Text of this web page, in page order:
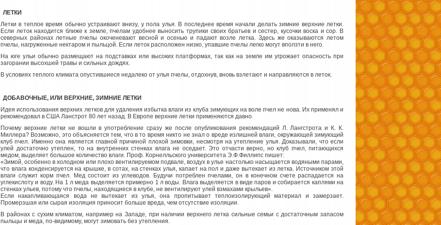
ЛЕТКИ
Летки в теплое время обычно устраивают внизу, у пола улья. В последнее время начали делать зимние верхние летки.
Если леток находится ближе к земле, пчелам удобнее выносить трупики своих братьев и сестер, кусочки воска и сор. В
северных районах летные пчелы окоченевают весной и осенью и падают возле летка. Здесь же оказываются летом
пчелы, нагруженные нектаром и пыльцой. Если леток расположен низко, упавшие пчелы легко могут вползти в него.
На юге ульи обычно размещают на подставках или высоких платформах, так как на земле им угрожает опасность при
загорании высохшей травы и сильных дождях.
В условиях теплого климата опустившиеся недалеко от улья пчелы, отдохнув, вновь взлетают и направляются в леток.
ДОБАВОЧНЫЕ, ИЛИ ВЕРХНИЕ, ЗИМНИЕ ЛЕТКИ
Идея использования верхних летков для удаления избытка влаги из клуба зимующих на воле пчел не нова. Их применял и
рекомендовал в США Ланстрот 80 лет назад. В Европе верхние летки применяются давно.
Почему верхние летки не вошли в употребление сразу же после опубликования рекомендаций Л. Лангстрота и К. К.
Миллера? Возможно, это объясняется тем, что в то время никто не знал о вреде излишней влаги, окружающей зимующий
клуб пчел. Именно она является главной причиной плохой зимовки, несмотря на утепление улья. Доказывали, что если
улей достаточно утеплен, то на внутренних стенках влага не оседает. Это отчасти верно, но клуб пчел, питающихся
медом, выделяет большое количество влаги. Проф. Корнелльского университета Э.Ф.Филлипс пишет:
«Зимой, особенно в холодном или плохо вентилируемом подвале, воздух в улье настолько насыщается водяными парами,
что влага конденсируется на крышке, в сотах, на стенках улья, капает на пол и даже вытекает из летка. Источником этой
влаги служит корм пчел. Мед состоит из углеводов. Будучи потреблен пчелами, он в конечном счете распадается на
углекислоту и воду. На 1 л меда выделяется примерно 1 л воды. Влага выделяется в виде паров и собирается каплями на
стенках ульев, потому что пчелы, находящиеся в клубе, не вентилируют улей взмахами крыльев».
Если накапливающаяся вода не вытекает из улья, она пропитывает теплоизолирующий материал и замерзает.
Промерзшая или сырая изоляция приносит больше вреда, чем отсутствие изоляции.
В районах с сухим климатом, например на Западе, при наличии верхнего летка сильные семьи с достаточным запасом
пыльцы и меда, по-видимому, могут зимовать без утепления.